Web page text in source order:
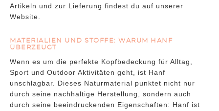
Artikeln und zur Lieferung findest du auf unserer
Website.
MATERIALIEN UND STOFFE: WARUM HANF
ÜBERZEUGT
Wenn es um die perfekte Kopfbedeckung für Alltag,
Sport und Outdoor Aktivitäten geht, ist Hanf
unschlagbar. Dieses Naturmaterial punktet nicht nur
durch seine nachhaltige Herstellung, sondern auch
durch seine beeindruckenden Eigenschaften: Hanf ist